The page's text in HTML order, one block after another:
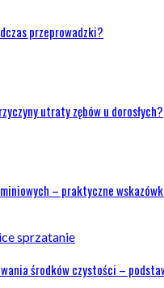
przeprowadzki?
utraty zębów u dorosłych?
– praktyczne
środków czystości –